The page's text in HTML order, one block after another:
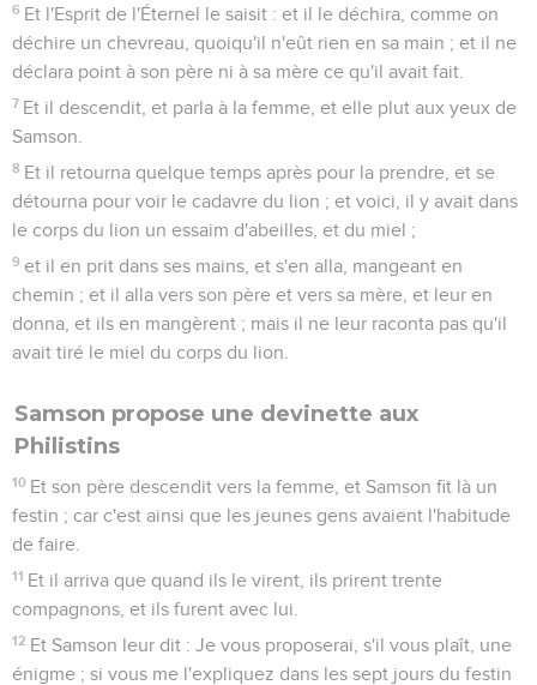
6 Et l'Esprit de l'Éternel le saisit : et il le déchira, comme on
déchire un chevreau, quoiqu'il n'eût rien en sa main ; et il ne
déclara point à son père ni à sa mère ce qu'il avait fait.
7 Et il descendit, et parla à la femme, et elle plut aux yeux de
Samson.
8 Et il retourna quelque temps après pour la prendre, et se
détourna pour voir le cadavre du lion ; et voici, il y avait dans
le corps du lion un essaim d'abeilles, et du miel ;
9 et il en prit dans ses mains, et s'en alla, mangeant en
chemin ; et il alla vers son père et vers sa mère, et leur en
donna, et ils en mangèrent ; mais il ne leur raconta pas qu'il
avait tiré le miel du corps du lion.
Samson propose une devinette aux
Philistins
10 Et son père descendit vers la femme, et Samson fit là un
festin ; car c'est ainsi que les jeunes gens avaient l'habitude
de faire.
11 Et il arriva que quand ils le virent, ils prirent trente
compagnons, et ils furent avec lui.
12 Et Samson leur dit : Je vous proposerai, s'il vous plaît, une
énigme ; si vous me l'expliquez dans les sept jours du festin